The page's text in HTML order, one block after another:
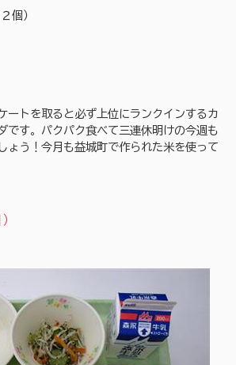
個）
ートを取ると必ず上位にランクインするカ
です。パクパク食べて三連休明けの今週も
ょう！今月も益城町で作られた米を使って